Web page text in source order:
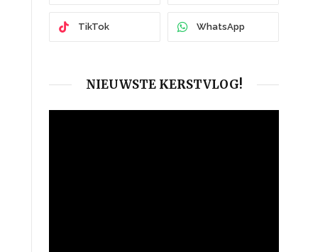
TikTok WhatsApp
NIEUWSTE KERSTVLOG!